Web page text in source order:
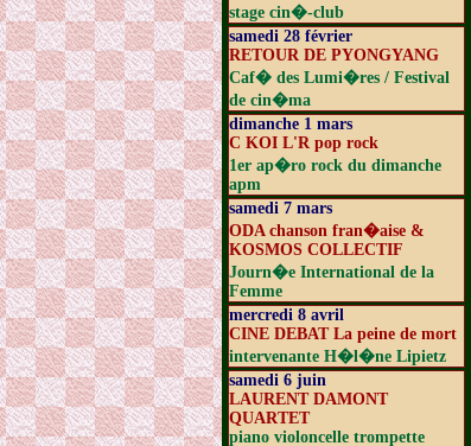
stage cin�-club
samedi 28 février
RETOUR DE PYONGYANG
Caf� des Lumi�res / Festival
de cin�ma
dimanche 1 mars
C KOI L'R pop rock
1er ap�ro rock du dimanche
apm
samedi 7 mars
ODA chanson fran�aise &
KOSMOS COLLECTIF
Journ�e International de la
Femme
mercredi 8 avril
CINE DEBAT La peine de mort
intervenante H�l�ne Lipietz
samedi 6 juin
LAURENT DAMONT
QUARTET
piano violoncelle trompette